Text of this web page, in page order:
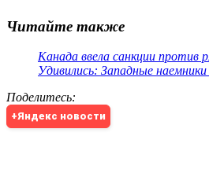
Читайте также
Канада ввела санкции
Удивились: Западные
Поделитесь:
+Яндекс новости